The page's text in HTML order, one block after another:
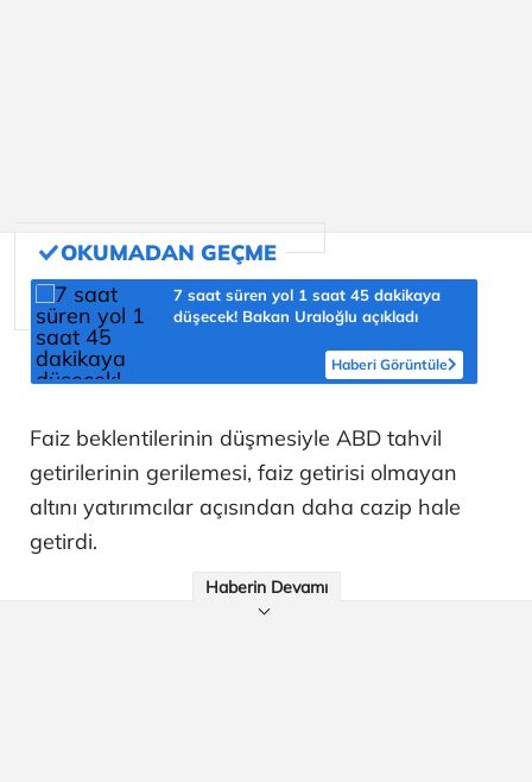
7 saat süren yol 1 saat 45 dakikaya
düşecek! Bakan Uraloğlu açıkladı
Haberi Görüntüle
Faiz beklentilerinin düşmesiyle ABD tahvil
getirilerinin gerilemesi, faiz getirisi olmayan
altını yatırımcılar açısından daha cazip hale
getirdi.
Haberin Devamı